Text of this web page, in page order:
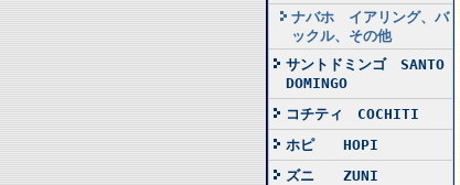
ナバホ イアリング、バ
ックル、その他
サントドミンゴ SANTO
DOMINGO
コチティ COCHITI
ホピ HOPI
ズニ ZUNI